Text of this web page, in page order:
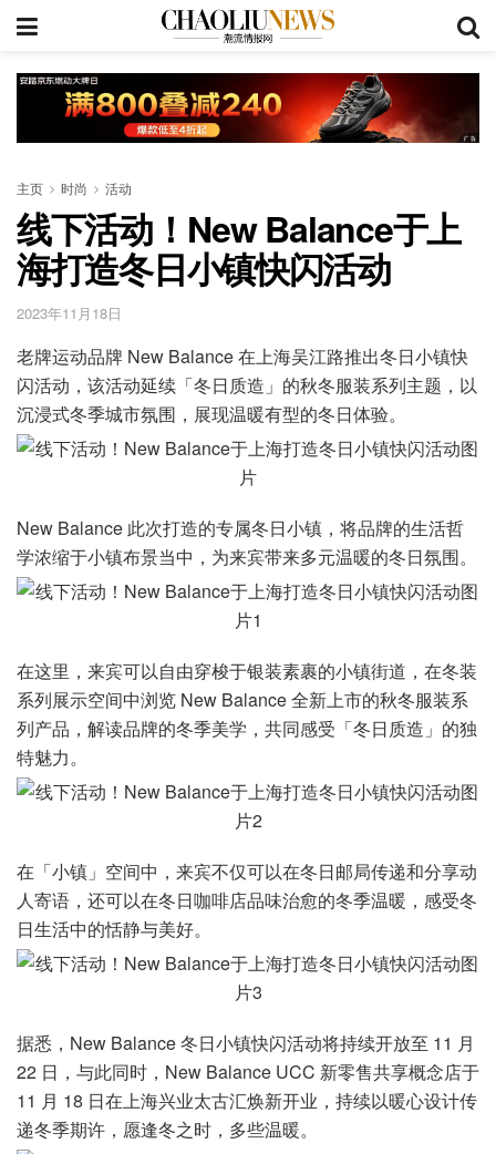
主页 时尚 活动
线下活动！New Balance于上
海打造冬日小镇快闪活动
2023年11月18日
老牌运动品牌 New Balance 在上海吴江路推出冬日小镇快
闪活动，该活动延续「冬日质造」的秋冬服装系列主题，以
沉浸式冬季城市氛围，展现温暖有型的冬日体验。
New Balance 此次打造的专属冬日小镇，将品牌的生活哲
学浓缩于小镇布景当中，为来宾带来多元温暖的冬日氛围。
在这里，来宾可以自由穿梭于银装素裹的小镇街道，在冬装
系列展示空间中浏览 New Balance 全新上市的秋冬服装系
列产品，解读品牌的冬季美学，共同感受「冬日质造」的独
特魅力。
在「小镇」空间中，来宾不仅可以在冬日邮局传递和分享动
人寄语，还可以在冬日咖啡店品味治愈的冬季温暖，感受冬
日生活中的恬静与美好。
据悉，New Balance 冬日小镇快闪活动将持续开放至 11 月
22 日，与此同时，New Balance UCC 新零售共享概念店于
11 月 18 日在上海兴业太古汇焕新开业，持续以暖心设计传
递冬季期许，愿逢冬之时，多些温暖。